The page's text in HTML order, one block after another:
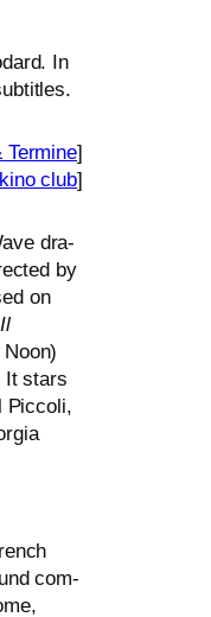
In
Termine]
club]
dra­
by
on
Il
It stars
Piccoli,
com­